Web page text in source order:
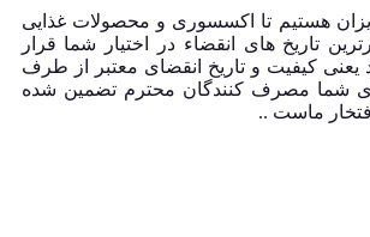
هستیم تا اکسسوری و محصولات غذایی
تاریخ های انقضاء در اختیار شما قرار
یعنی کیفیت و تاریخ انقضای معتبر از طرف
شما مصرف کنندگان محترم تضمین شده
ماست ..